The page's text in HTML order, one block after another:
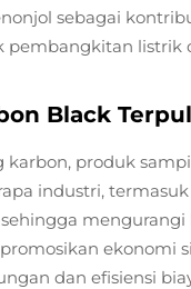
sebagai
pembangkitan listrik
Black
karbon, produk
industri,
ekonomi
dan efisiensi